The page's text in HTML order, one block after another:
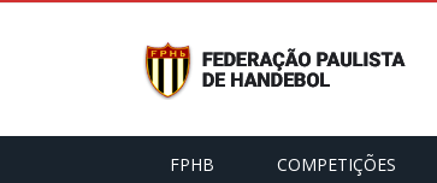
FPHB COMPETIÇÕES